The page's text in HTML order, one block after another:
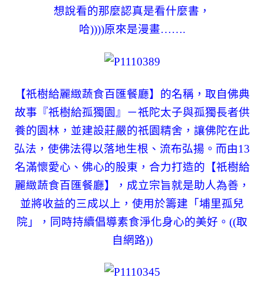
想說看的那麼認真是看什麼書，
哈))))原來是漫畫…….
【祇樹給麗緻蔬食百匯餐廳】的名稱，取自佛典
故事『祇樹給孤獨園』－祇陀太子與孤獨長者供
養的園林，並建設莊嚴的祇園精舍，讓佛陀在此
弘法，使佛法得以落地生根、流布弘揚。而由13
名滿懷愛心、佛心的股東，合力打造的【祇樹給
麗緻蔬食百匯餐廳】，成立宗旨就是助人為善，
並將收益的三成以上，使用於籌建「埔里孤兒
院」，同時持續倡導素食淨化身心的美好。((取
自網路))